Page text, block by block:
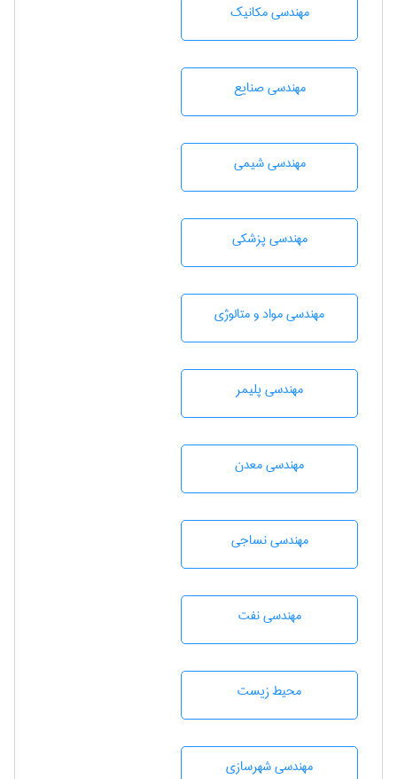
مهندسی مکانیک
مهندسی صنايع
مهندسي شيمی
مهندسی پزشکی
مهندسی مواد و متالوژی
مهندسی پليمر
مهندسی معدن
مهندسي نساجی
مهندسی نفت
محيط زيست
مهندسی شهرسازی